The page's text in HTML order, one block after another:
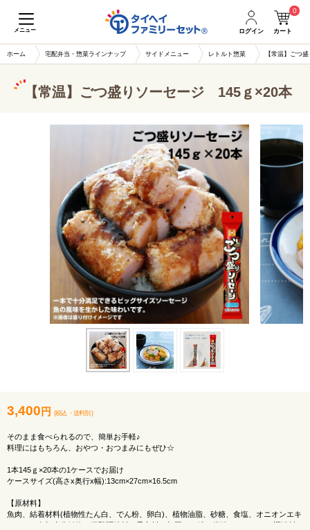
メニュー ログイン カート
0
ホーム 宅配弁当・惣菜ラインナップ サイドメニュー レトルト惣菜 【常温】ごつ
【常温】ごつ盛りソーセージ 145ｇ×20本
3,400 円 (税込 ・ 送料別 )
そのまま食べられるので、簡単お手軽♪
料理にはもちろん、おやつ・おつまみにもぜひ☆
1本145ｇ×20本の1ケースでお届け
ケースサイズ(高さx奥行x幅):13cm×27cm×16.5cm
【原材料】
魚肉、結着材料(植物性たん白、でん粉、卵白)、植物油脂、砂糖、食塩、オニオンエキ
ス、たん白加水分解物、発酵調味料、香辛料／加工でん粉、炭酸カルシウム、調味料